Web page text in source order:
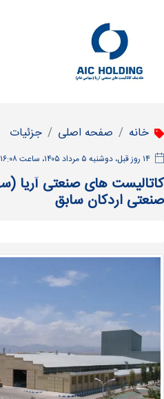
خانه صفحه اصلی جزئیات
کاتالیست های صنعتی آریا
صنعتی اردکان سابق